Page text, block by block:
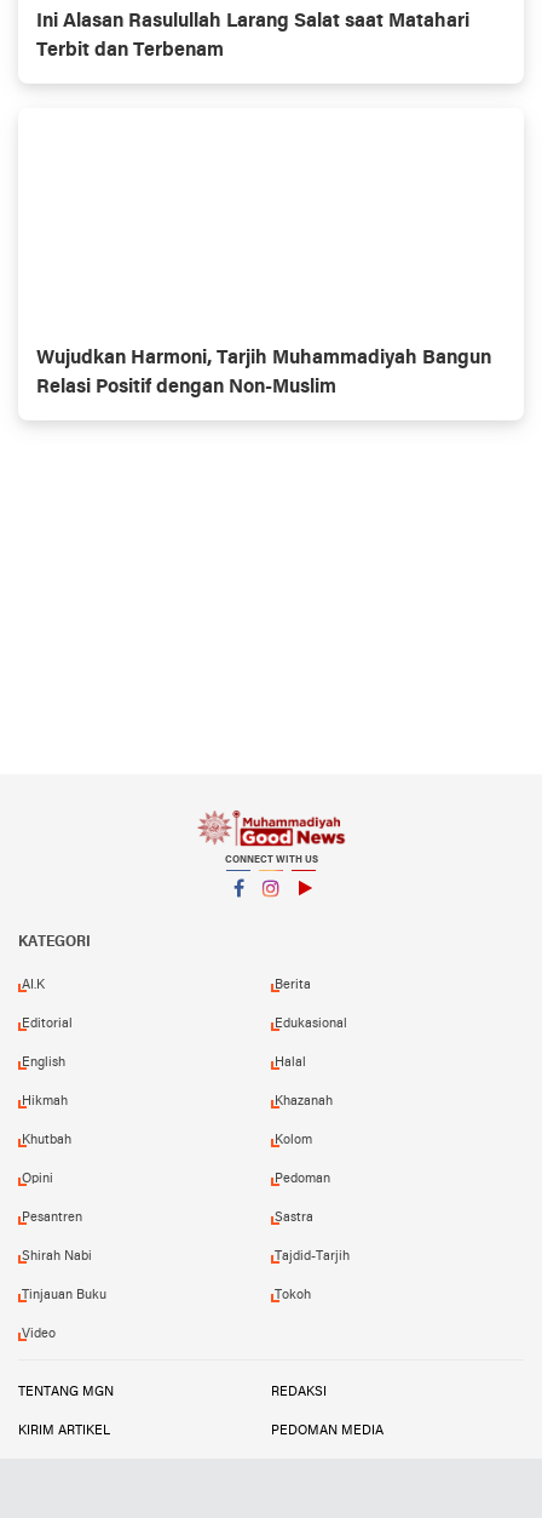
Ini Alasan Rasulullah Larang Salat saat Matahari
Terbit dan Terbenam
Wujudkan Harmoni, Tarjih Muhammadiyah Bangun
Relasi Positif dengan Non-Muslim
CONNECT WITH US
KATEGORI
AI.K Berita
Editorial Edukasional
English Halal
Hikmah Khazanah
Khutbah Kolom
Opini Pedoman
Pesantren Sastra
Shirah Nabi Tajdid-Tarjih
Tinjauan Buku Tokoh
Video
TENTANG MGN REDAKSI
KIRIM ARTIKEL PEDOMAN MEDIA